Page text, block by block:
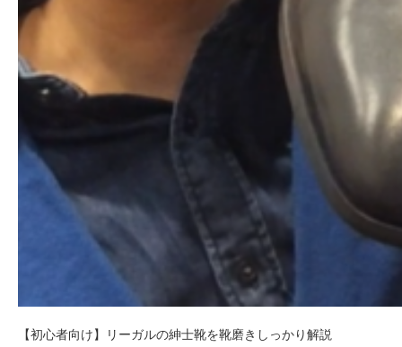
【初心者向け】リーガルの紳士靴を靴磨きしっかり解説